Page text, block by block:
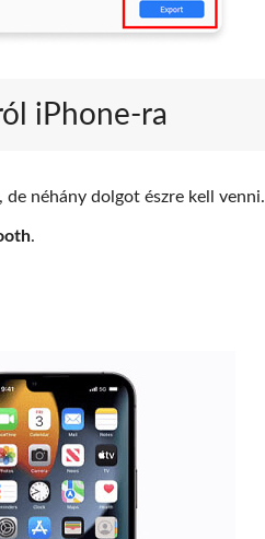
iPhone-ra
néhány dolgot észre kell venni.
.